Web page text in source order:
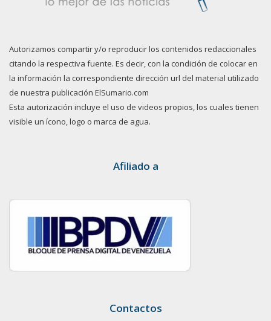
Autorizamos compartir y/o reproducir los contenidos redaccionales
citando la respectiva fuente. Es decir, con la condición de colocar en
la información la correspondiente dirección url del material utilizado
de nuestra publicación ElSumario.com
Esta autorización incluye el uso de videos propios, los cuales tienen
visible un ícono, logo o marca de agua.
Afiliado a
Contactos